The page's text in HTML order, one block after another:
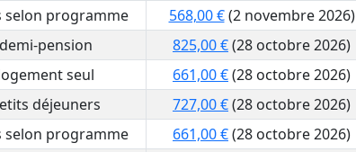
selon programme 568,00 €(2 novembre 2026)
demi-pension 825,00 €(28 octobre 2026)
seul 661,00 €(28 octobre 2026)
déjeuners 727,00 €(28 octobre 2026)
selon programme 661,00 €(28 octobre 2026)